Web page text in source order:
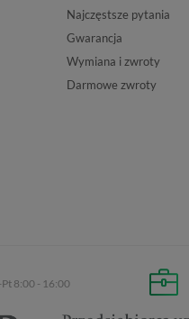
Najczęstsze pytania
Gwarancja
Wymiana i zwroty
Darmowe zwroty
8:00 - 16:00